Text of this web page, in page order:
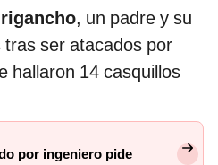
, un padre y su
ser atacados por
hallaron 14 casquillos
por ingeniero pide